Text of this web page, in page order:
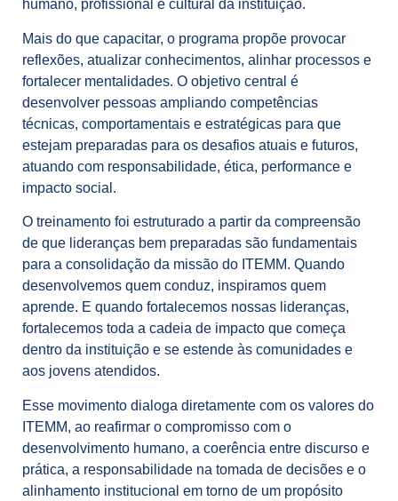
humano, profissional e cultural da instituição.
Mais do que capacitar, o programa propõe provocar
reflexões, atualizar conhecimentos, alinhar processos e
fortalecer mentalidades. O objetivo central é
desenvolver pessoas ampliando competências
técnicas, comportamentais e estratégicas para que
estejam preparadas para os desafios atuais e futuros,
atuando com responsabilidade, ética, performance e
impacto social.
O treinamento foi estruturado a partir da compreensão
de que lideranças bem preparadas são fundamentais
para a consolidação da missão do ITEMM. Quando
desenvolvemos quem conduz, inspiramos quem
aprende. E quando fortalecemos nossas lideranças,
fortalecemos toda a cadeia de impacto que começa
dentro da instituição e se estende às comunidades e
aos jovens atendidos.
Esse movimento dialoga diretamente com os valores do
ITEMM, ao reafirmar o compromisso com o
desenvolvimento humano, a coerência entre discurso e
prática, a responsabilidade na tomada de decisões e o
alinhamento institucional em torno de um propósito